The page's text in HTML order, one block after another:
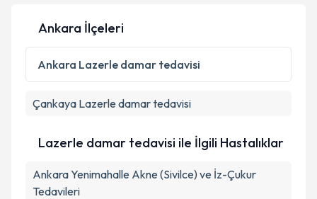
Ankara İlçeleri
Ankara Lazerle damar tedavisi
Çankaya Lazerle damar tedavisi
Lazerle damar tedavisi ile İlgili Hastalıklar
Ankara Yenimahalle Akne (Sivilce) ve İz-Çukur
Tedavileri